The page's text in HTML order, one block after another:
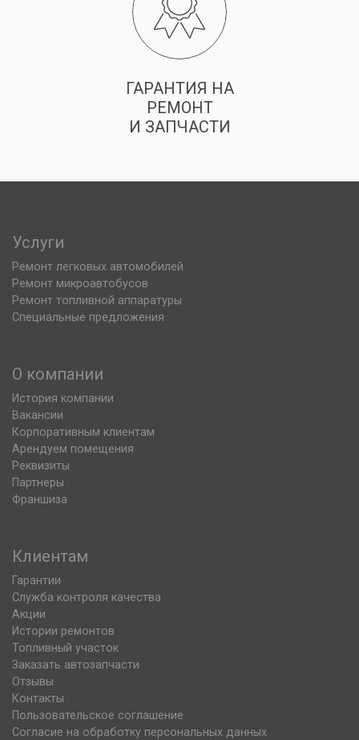
ГАРАНТИЯ НА
РЕМОНТ
И ЗАПЧАСТИ
Услуги
Ремонт легковых автомобилей
Ремонт микроавтобусов
Ремонт топливной аппаратуры
Специальные предложения
О компании
История компании
Вакансии
Корпоративным клиентам
Арендуем помещения
Реквизиты
Партнеры
Франшиза
Клиентам
Гарантии
Служба контроля качества
Акции
Истории ремонтов
Топливный участок
Заказать автозапчасти
Отзывы
Контакты
Пользовательское соглашение
Согласие на обработку персональных данных